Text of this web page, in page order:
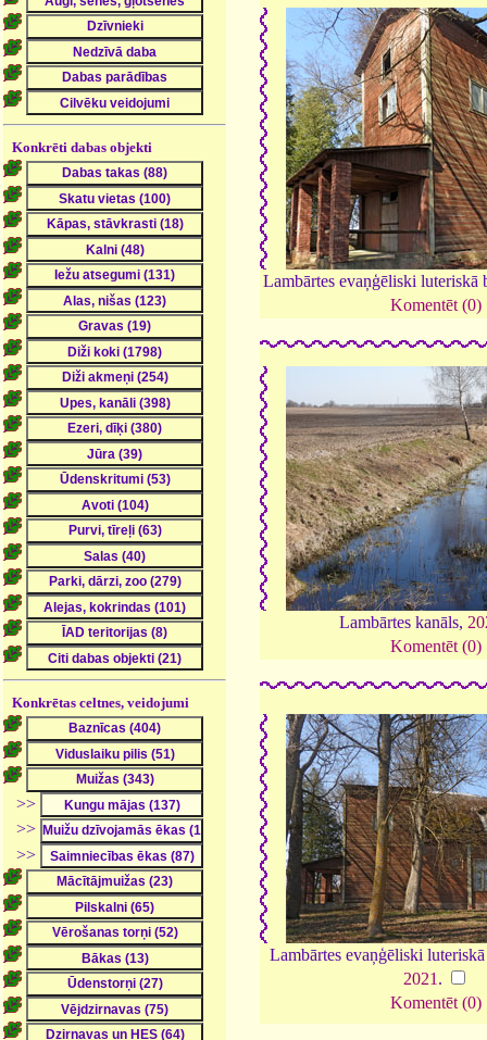
Konkrēti dabas objekti
Konkrētas celtnes, veidojumi
>>
>>
>>
Lambārtes evaņģēliski luteriskā
Komentēt (0)
Lambārtes kanāls,
Komentēt (0)
Lambārtes evaņģēliski
2021 .
Komentēt (0)